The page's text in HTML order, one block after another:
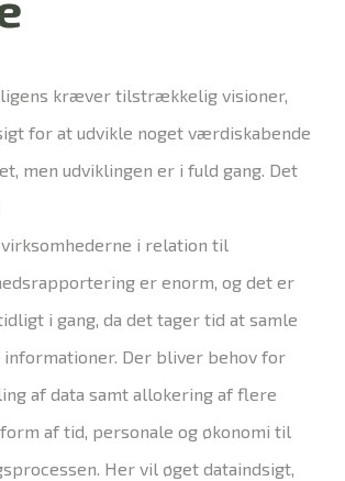
kræver tilstrækkelig visioner,
for at udvikle noget værdiskabende
men udviklingen er i fuld gang. Det
i relation til
er enorm, og det er
i gang, da det tager tid at samle
informationer. Der bliver behov for
af data samt allokering af flere
af tid, personale og økonomi til
Her vil øget dataindsigt,